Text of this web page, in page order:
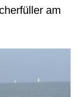
am